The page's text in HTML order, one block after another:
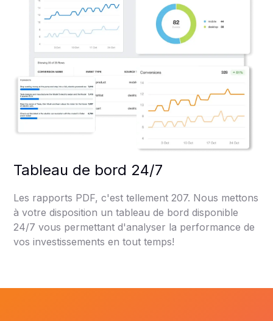
Tableau de bord 24/7
Les rapports PDF, c'est tellement 207. Nous mettons
à votre disposition un tableau de bord disponible
24/7 vous permettant d'analyser la performance de
vos investissements en tout temps!